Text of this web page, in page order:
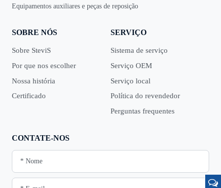
Equipamentos auxiliares e peças de reposição
SOBRE NÓS
Sobre SteviS
Por que nos escolher
Nossa história
Certificado
SERVIÇO
Sistema de serviço
Serviço OEM
Serviço local
Política do revendedor
Perguntas frequentes
CONTATE-NOS